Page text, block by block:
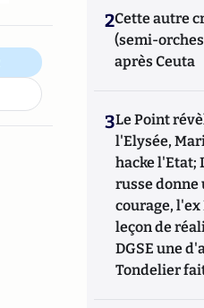
2Cette autre
(semi-
après Ceuta
3Le Point
l'Elysée,
hacke l'Etat;
russe donne
courage,
leçon de
DGSE une
Tondelier